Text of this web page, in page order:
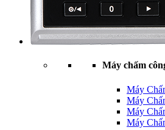
Máy chấm
Máy
Máy
Máy
Máy